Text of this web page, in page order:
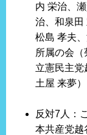
内 栄治、
治、和泉田
松島 孝夫
所属の会（
立憲民主党
土屋 来夢
反対7人：
本共産党越